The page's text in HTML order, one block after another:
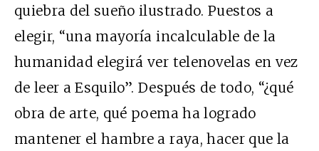
quiebra del sueño ilustrado. Puestos a
elegir, “una mayoría incalculable de la
humanidad elegirá ver telenovelas en vez
de leer a Esquilo”. Después de todo, “¿qué
obra de arte, qué poema ha logrado
mantener el hambre a raya, hacer que la